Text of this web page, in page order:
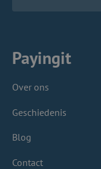
Payingit
Over ons
Geschiedenis
Blog
Contact